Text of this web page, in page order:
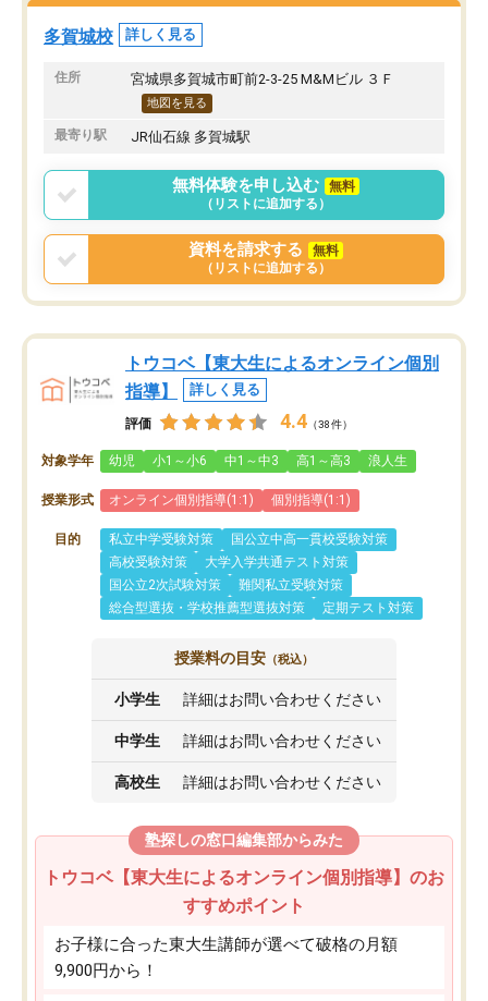
多賀城校 詳しく見る
住所 宮城県多賀城市町前2-3-25 M&Mビル ３Ｆ
地図を見る
最寄り駅 JR仙石線 多賀城駅
無料体験を申し込む
無料
（リストに追加する）
資料を請求する
無料
（リストに追加する）
トウコベ【東大生によるオンライン個別
指導】
詳しく見る
評価 4.4 （38件）
対象学年 幼児 小1～小6 中1～中3 高1～高3 浪人生
授業形式 オンライン個別指導(1:1) 個別指導(1:1)
目的 私立中学受験対策
国公立中高一貫校受験対策
高校受験対策
大学入学共通テスト対策
国公立2次試験対策
難関私立受験対策
総合型選抜・学校推薦型選抜対策
定期テスト対策
授業料の目安 （税込）
小学生 詳細はお問い合わせください
中学生 詳細はお問い合わせください
高校生 詳細はお問い合わせください
塾探しの窓口編集部からみた
トウコベ【東大生によるオンライン個別指導】のお
すすめポイント
お子様に合った東大生講師が選べて破格の月額
9,900円から！